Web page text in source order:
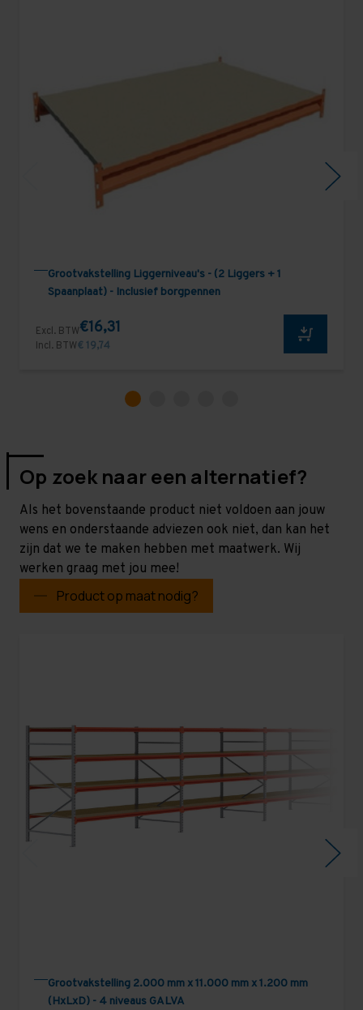
Grootvakstelling Liggerniveau's - (2 Liggers + 1
Spaanplaat) - Inclusief borgpennen
Excl. BTW€16,31
Incl. BTW€ 19,74
Op zoek naar een alternatief?
Als het bovenstaande product niet voldoen aan jouw
wens en onderstaande adviezen ook niet, dan kan het
zijn dat we te maken hebben met maatwerk. Wij
werken graag met jou mee!
Product op maat nodig?
Grootvakstelling 2.000 mm x 11.000 mm x 1.200 mm
(HxLxD) - 4 niveaus GALVA